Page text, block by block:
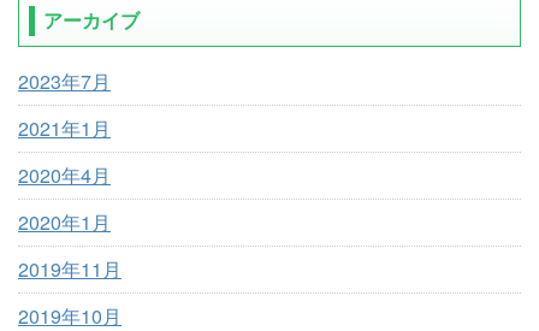
アーカイブ
2023年7月
2021年1月
2020年4月
2020年1月
2019年11月
2019年10月